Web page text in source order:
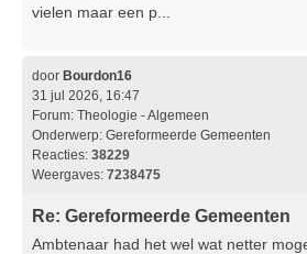
vielen maar een p...
door Bourdon16
31 jul 2026, 16:47
Forum: Theologie - Algemeen
Onderwerp: Gereformeerde Gemeenten
Reacties: 38229
Weergaves: 7238475
Re: Gereformeerde Gemeenten
Ambtenaar had het wel wat netter